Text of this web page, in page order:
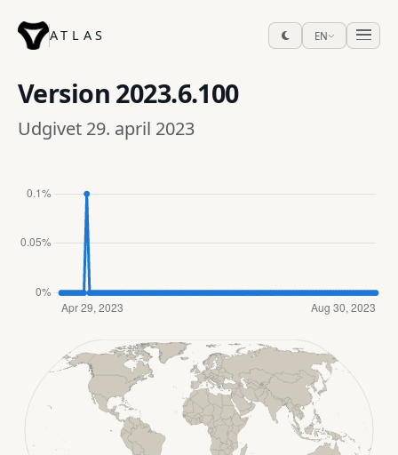
ATLAS EN
Version 2023.6.100
Udgivet 29. april 2023